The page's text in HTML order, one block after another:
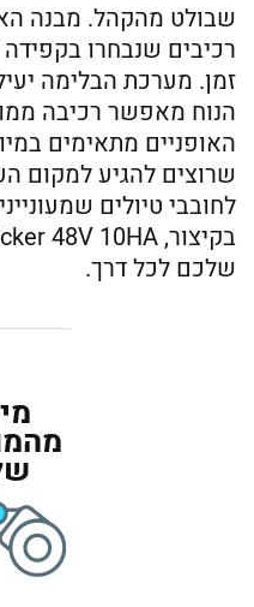
שבולט מהקהל. מבנה
רכיבים שנבחרו
זמן. מערכת הבלימה
הנוח מאפשר רכיבה
האופניים מתאימים
שרוצים להגיע למקום
לחובבי טיולים
שלכם לכל דרך.